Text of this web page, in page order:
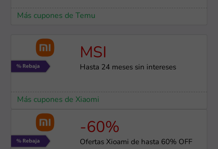
Más cupones de Temu
MSI
Hasta 24 meses sin intereses
Más cupones de Xiaomi
-60%
Ofertas Xioami de hasta 60% OFF